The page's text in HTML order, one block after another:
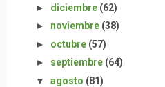
► diciembre (62)
► noviembre (38)
► octubre (57)
► septiembre (64)
▼ agosto (81)